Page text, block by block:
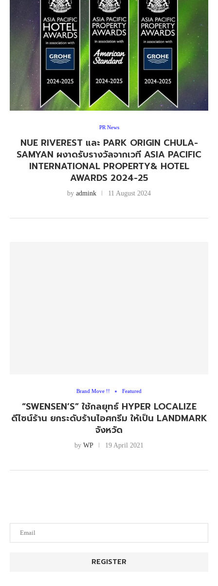
PR News
NUE RIVEREST และ PARK ORIGIN CHULA-
SAMYAN ผงาดรับรางวัลจากเวที ASIA PACIFIC
INTERNATIONAL PROPERTY& HOTEL
AWARDS 2024-25
by admink 11 August 2024
Brand Move !! Featured
“SWENSEN’S” ใช้กลยุทธ์ HYPER LOCALIZE
ดีไซน์ร้าน ยกระดับร้านไอศกรีม ให้เป็น LANDMARK
จังหวัด
by WP 19 April 2021